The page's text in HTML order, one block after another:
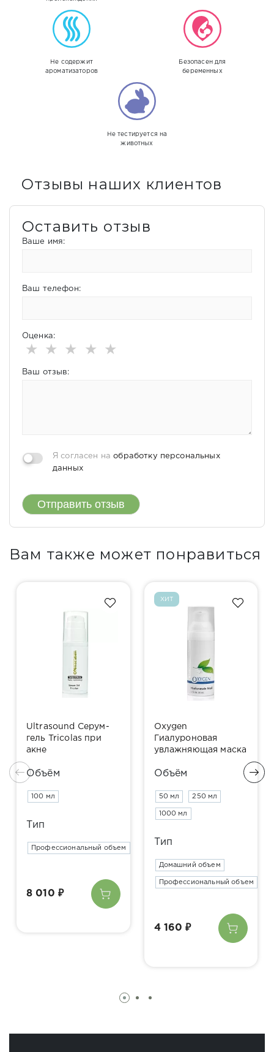
Не содержит
ароматизаторов
Безопасен для
беременных
Не тестируется на
животных
Отзывы наших клиентов
Оставить отзыв
Ваше имя:
Ваш телефон:
Оценка:
★
★
★
★
★
Ваш отзыв:
Я согласен наобработку персональных
данных
Отправить отзыв
Вам также может понравиться
Ultrasound Серум-
гель Tricolas при
акне
Объём
100 мл
Тип
Профессиональный объем
8 010 ₽
ХИТ
Oxygen
Гиалуроновая
увлажняющая маска
Объём
50 мл 250 мл
1000 мл
Тип
Домашний объем
Профессиональный объем
4 160 ₽